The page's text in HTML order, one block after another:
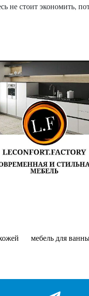
не стоит экономить,
мебель для